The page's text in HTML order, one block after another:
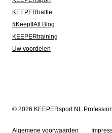
KEEPERbattle
#KeepItAll Blog
KEEPERtraining
Uw voordelen
© 2026 KEEPERsport NL
Algemene voorwaarden